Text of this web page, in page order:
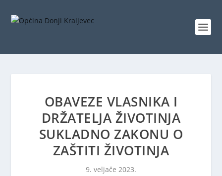
OBAVEZE VLASNIKA I
DRŽATELJA ŽIVOTINJA
SUKLADNO ZAKONU O
ZAŠTITI ŽIVOTINJA
9. veljače 2023.